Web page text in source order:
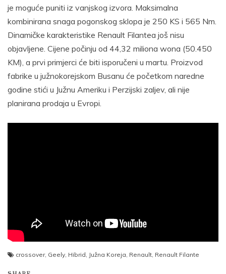
je moguće puniti iz vanjskog izvora. Maksimalna
kombinirana snaga pogonskog sklopa je 250 KS i 565 Nm.
Dinamičke karakteristike Renault Filantea još nisu
objavljene. Cijene počinju od 44,32 miliona wona (50.450
KM), a prvi primjerci će biti isporučeni u martu. Proizvod
fabrike u južnokorejskom Busanu će početkom naredne
godine stići u Južnu Ameriku i Perzijski zaljev, ali nije
planirana prodaja u Evropi.
crossover, Geely, Hibrid, Južna Koreja, Renault, Renault Filante